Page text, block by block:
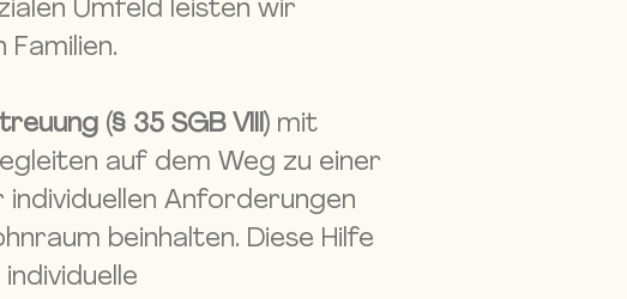
Umfeld leisten wir
(§ 35 SGB VIII) mit
auf dem Weg zu einer
individuellen Anforderungen
beinhalten. Diese Hilfe